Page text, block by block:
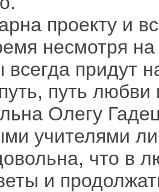
проекту и
несмотря
всегда придут
путь
Олегу
учителями
что в
и